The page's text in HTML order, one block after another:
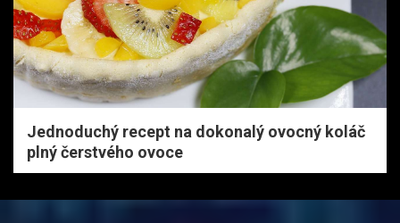
Jednoduchý recept na dokonalý ovocný koláč
plný čerstvého ovoce